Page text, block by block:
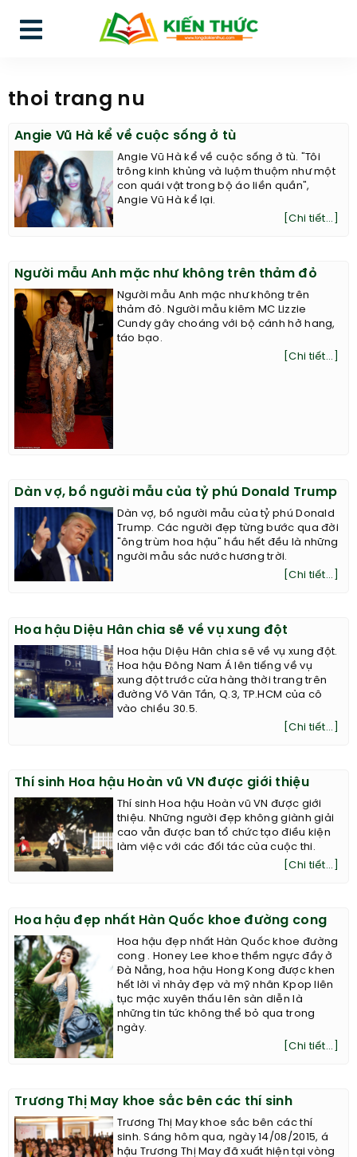
thoi trang nu
Angie Vũ Hà kể về cuộc sống ở tù
Angie Vũ Hà kể về cuộc sống ở tù. "Tôi
trông kinh khủng và luộm thuộm như một
con quái vật trong bộ áo liền quần",
Angie Vũ Hà kể lại.
[Chi tiết...]
Người mẫu Anh mặc như không trên thảm đỏ
Người mẫu Anh mặc như không trên
thảm đỏ. Người mẫu kiêm MC Lizzie
Cundy gây choáng với bộ cánh hở hang,
táo bạo.
[Chi tiết...]
Dàn vợ, bồ người mẫu của tỷ phú Donald Trump
Dàn vợ, bồ người mẫu của tỷ phú Donald
Trump. Các người đẹp từng bước qua đời
"ông trùm hoa hậu" hầu hết đều là những
người mẫu sắc nước hương trời.
[Chi tiết...]
Hoa hậu Diệu Hân chia sẽ về vụ xung đột
Hoa hậu Diệu Hân chia sẽ về vụ xung đột.
Hoa hậu Đông Nam Á lên tiếng về vụ
xung đột trước cửa hàng thời trang trên
đường Võ Văn Tần, Q.3, TP.HCM của cô
vào chiều 30.5.
[Chi tiết...]
Thí sinh Hoa hậu Hoàn vũ VN được giới thiệu
Thí sinh Hoa hậu Hoàn vũ VN được giới
thiệu. Những người đẹp không giành giải
cao vẫn được ban tổ chức tạo điều kiện
làm việc với các đối tác của cuộc thi.
[Chi tiết...]
Hoa hậu đẹp nhất Hàn Quốc khoe đường cong
Hoa hậu đẹp nhất Hàn Quốc khoe đường
cong . Honey Lee khoe thềm ngực đầy ở
Đà Nẵng, hoa hậu Hong Kong được khen
hết lời vì nhảy đẹp và mỹ nhân Kpop liên
tục mặc xuyên thấu lên sàn diễn là
những tin tức không thể bỏ qua trong
ngày.
[Chi tiết...]
Trương Thị May khoe sắc bên các thí sinh
Trương Thị May khoe sắc bên các thí
sinh. Sáng hôm qua, ngày 14/08/2015, á
hậu Trương Thị May đã xuất hiện tại vòng